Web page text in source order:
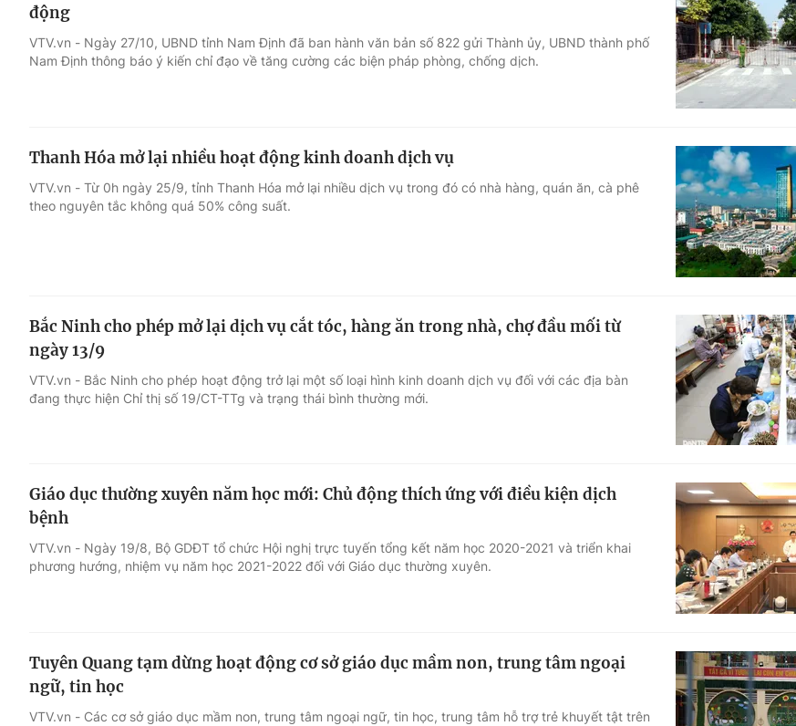
động
VTV.vn - Ngày 27/10, UBND tỉnh Nam Định đã ban hành văn bản số 822 gửi Thành ủy, UBND thành phố
Nam Định thông báo ý kiến chỉ đạo về tăng cường các biện pháp phòng, chống dịch.
Thanh Hóa mở lại nhiều hoạt động kinh doanh dịch vụ
VTV.vn - Từ 0h ngày 25/9, tỉnh Thanh Hóa mở lại nhiều dịch vụ trong đó có nhà hàng, quán ăn, cà phê
theo nguyên tắc không quá 50% công suất.
Bắc Ninh cho phép mở lại dịch vụ cắt tóc, hàng ăn trong nhà, chợ đầu mối từ
ngày 13/9
VTV.vn - Bắc Ninh cho phép hoạt động trở lại một số loại hình kinh doanh dịch vụ đối với các địa bàn
đang thực hiện Chỉ thị số 19/CT-TTg và trạng thái bình thường mới.
Giáo dục thường xuyên năm học mới: Chủ động thích ứng với điều kiện dịch
bệnh
VTV.vn - Ngày 19/8, Bộ GDĐT tổ chức Hội nghị trực tuyến tổng kết năm học 2020-2021 và triển khai
phương hướng, nhiệm vụ năm học 2021-2022 đối với Giáo dục thường xuyên.
Tuyên Quang tạm dừng hoạt động cơ sở giáo dục mầm non, trung tâm ngoại
ngữ, tin học
VTV.vn - Các cơ sở giáo dục mầm non, trung tâm ngoại ngữ, tin học, trung tâm hỗ trợ trẻ khuyết tật trên